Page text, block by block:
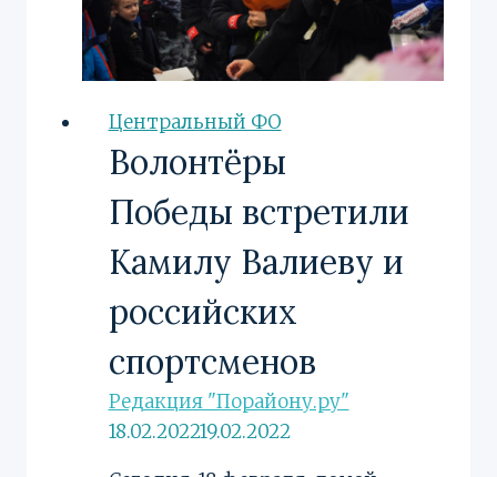
Центральный ФО
Волонтёры
Победы встретили
Камилу Валиеву и
российских
спортсменов
Редакция "Порайону.ру"
18.02.202219.02.2022